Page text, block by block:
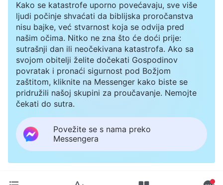
Kako se katastrofe uporno povećavaju, sve više
ljudi počinje shvaćati da biblijska proročanstva
nisu bajke, već stvarnost koja se odvija pred
našim očima. Nitko ne zna što će doći prije:
sutrašnji dan ili neočekivana katastrofa. Ako sa
svojom obitelji želite dočekati Gospodinov
povratak i pronaći sigurnost pod Božjom
zaštitom, kliknite na Messenger kako biste se
pridružili našoj skupini za proučavanje. Nemojte
čekati do sutra.
Povežite se s nama preko
Messengera